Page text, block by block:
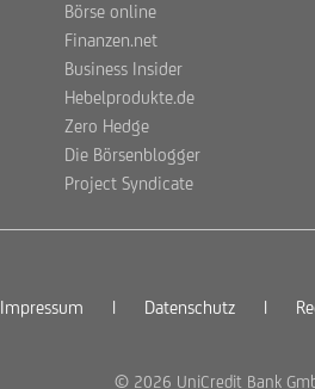
Börse online
Finanzen.net
Business Insider
Hebelprodukte.de
Zero Hedge
Die Börsenblogger
Project Syndicate
Impressum | Datenschutz |
© 2026 UniCredit Bank